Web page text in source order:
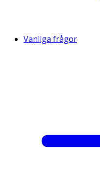
Vanliga frågor